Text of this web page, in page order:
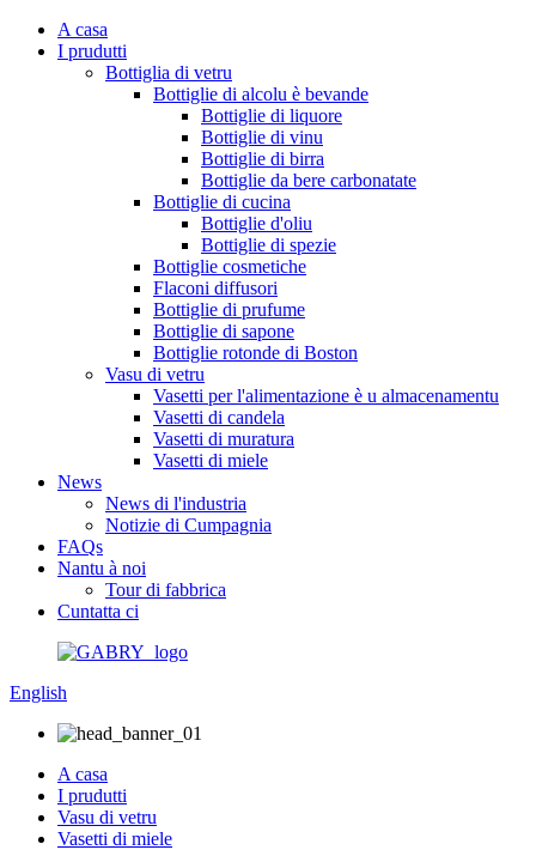
A casa
I prudutti
Bottiglia di vetru
Bottiglie di alcolu è bevande
Bottiglie di liquore
Bottiglie di vinu
Bottiglie di birra
Bottiglie da bere carbonatate
Bottiglie di cucina
Bottiglie d'oliu
Bottiglie di spezie
Bottiglie cosmetiche
Flaconi diffusori
Bottiglie di prufume
Bottiglie di sapone
Bottiglie rotonde di Boston
Vasu di vetru
Vasetti per l'alimentazione è u almacenamentu
Vasetti di candela
Vasetti di muratura
Vasetti di miele
News
News di l'industria
Notizie di Cumpagnia
FAQs
Nantu à noi
Tour di fabbrica
Cuntatta ci
English
A casa
I prudutti
Vasu di vetru
Vasetti di miele